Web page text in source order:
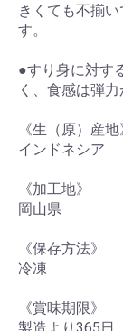
きくても不揃
す。
●すり身に対す
く、食感は弾力
《生（原）産地
インドネシア
《加工地》
岡山県
《保存方法》
冷凍
《賞味期限》
製造より365日